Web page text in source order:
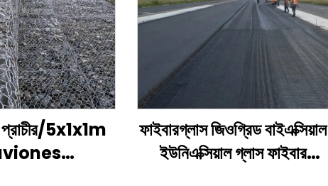
প্রাচীর/5x1x1m
ফাইবারগ্লাস জিওগ্রিড বাইএক্সিয়াল
ইউনিএক্সিয়াল গ্লাস ফাইবার